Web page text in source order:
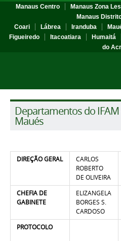
Manaus Centro Manaus Zona
Manaus
Coari
Lábrea Iranduba
Figueiredo
Itacoatiara Humaitá
do
Departamentos do
Maués
DIREÇÃO GERAL
CARLOS
ROBERTO
DE OLIVEIRA
CHEFIA DE
GABINETE
ELIZANGELA
BORGES S.
CARDOSO
PROTOCOLO